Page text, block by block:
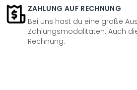
ZAHLUNG AUF RECHNUNG
Bei uns hast du eine große
Zahlungsmodalitäten. Auch
Rechnung.